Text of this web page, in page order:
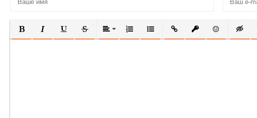
ПОЛУЖИРНЫЙ
КУРСИВПОДЧЕРКНУТЫЙ
ЗАЧЕРКНУТЫЙВЫРАВНИВАНИЕ
НУМЕРОВАННЫЙ СПИСОК
МАРКИРОВАННЫЙ СПИСОК
ВСТАВИТЬ ССЫЛКУ
ВСТАВИТЬВСТАВИТЬ